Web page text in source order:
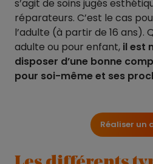
s’agit de soins jugés
réparateurs. C’est le cas
l’adulte (à partir de 16 ans).
adulte ou pour enfant, il est
disposer d’une bonne
pour soi-même et ses
Réaliser un